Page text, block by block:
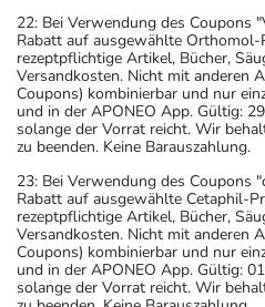
Was sollten Sie beachten?
- Vorsicht: Das
bestimmungsgemäßem
Achten Sie vor allem darauf,
teilnehmen oder Maschinen
mit denen Sie sich verletzen
- Vermeiden Sie übermäßige
Solarien oder bei
Haut während der
empfindlicher reagiert.
22: Bei Verwendung des Coupons
Rabatt auf ausgewählte
rezeptpflichtige Artikel, Bücher,
Versandkosten. Nicht mit anderen
Coupons) kombinierbar und nur
und in der APONEO App. Gültig:
solange der Vorrat reicht. Wir
zu beenden. Keine Barauszahlung.
23: Bei Verwendung des Coupons
Rabatt auf ausgewählte Cetaphil-
rezeptpflichtige Artikel, Bücher,
Versandkosten. Nicht mit anderen
Coupons) kombinierbar und nur
und in der APONEO App. Gültig:
solange der Vorrat reicht. Wir